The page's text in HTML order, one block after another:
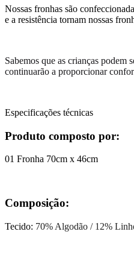
Nossas fronhas são
e a resistência tornam nossas
Sabemos que as crianças podem
continuarão a proporcionar
Especificações técnicas
Produto composto por:
01 Fronha 70cm x 46cm
Composição:
Tecido: 70% Algodão / 12%